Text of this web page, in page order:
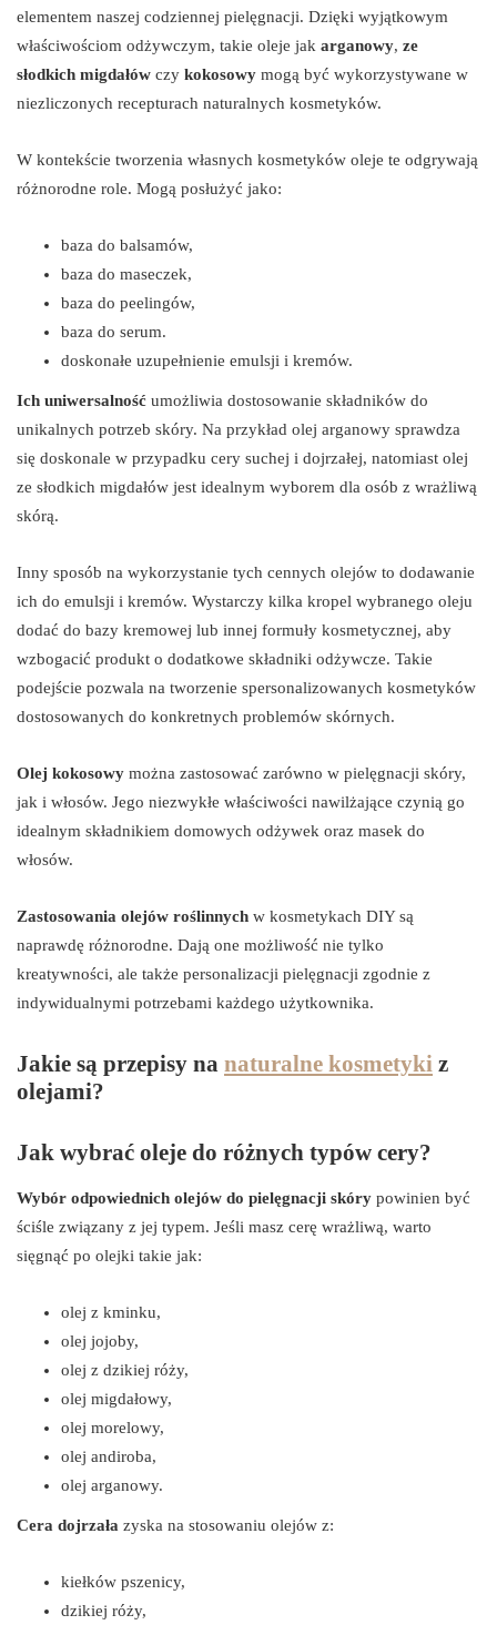
elementem naszej codziennej pielęgnacji. Dzięki wyjątkowym
właściwościom odżywczym, takie oleje jak arganowy, ze
słodkich migdałów czy kokosowy mogą być wykorzystywane w
niezliczonych recepturach naturalnych kosmetyków.
W kontekście tworzenia własnych kosmetyków oleje te odgrywają
różnorodne role. Mogą posłużyć jako:
baza do balsamów,
baza do maseczek,
baza do peelingów,
baza do serum.
doskonałe uzupełnienie emulsji i kremów.
Ich uniwersalność umożliwia dostosowanie składników do
unikalnych potrzeb skóry. Na przykład olej arganowy sprawdza
się doskonale w przypadku cery suchej i dojrzałej, natomiast olej
ze słodkich migdałów jest idealnym wyborem dla osób z wrażliwą
skórą.
Inny sposób na wykorzystanie tych cennych olejów to dodawanie
ich do emulsji i kremów. Wystarczy kilka kropel wybranego oleju
dodać do bazy kremowej lub innej formuły kosmetycznej, aby
wzbogacić produkt o dodatkowe składniki odżywcze. Takie
podejście pozwala na tworzenie spersonalizowanych kosmetyków
dostosowanych do konkretnych problemów skórnych.
Olej kokosowy można zastosować zarówno w pielęgnacji skóry,
jak i włosów. Jego niezwykłe właściwości nawilżające czynią go
idealnym składnikiem domowych odżywek oraz masek do
włosów.
Zastosowania olejów roślinnych w kosmetykach DIY są
naprawdę różnorodne. Dają one możliwość nie tylko
kreatywności, ale także personalizacji pielęgnacji zgodnie z
indywidualnymi potrzebami każdego użytkownika.
Jakie są przepisy na naturalne kosmetyki z
olejami?
Jak wybrać oleje do różnych typów cery?
Wybór odpowiednich olejów do pielęgnacji skóry powinien być
ściśle związany z jej typem. Jeśli masz cerę wrażliwą, warto
sięgnąć po olejki takie jak:
olej z kminku,
olej jojoby,
olej z dzikiej róży,
olej migdałowy,
olej morelowy,
olej andiroba,
olej arganowy.
Cera dojrzała zyska na stosowaniu olejów z:
kiełków pszenicy,
dzikiej róży,